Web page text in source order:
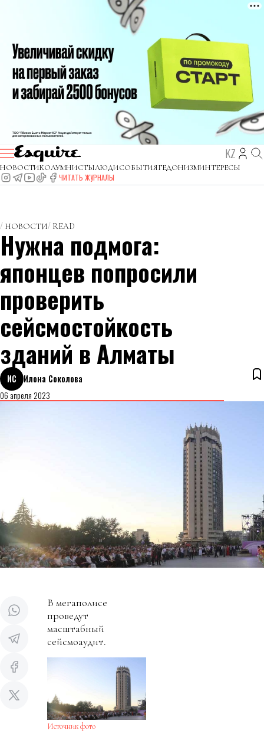
KZ
НОВОСТИКОЛУМНИСТЫЛЮДИСОБЫТИЯГЕДОНИЗМИНТЕРЕСЫ
ЧИТАТЬ ЖУРНАЛЫ
НОВОСТИ READ
Нужна подмога:
японцев попросили
проверить
сейсмостойкость
зданий в Алматы
ИС
Илона Соколова
06 апреля 2023
В мегаполисе
проведут
масштабный
сейсмоаудит.
Источник фото